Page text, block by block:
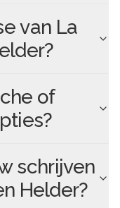
van La
?
of
schrijven
Helder?